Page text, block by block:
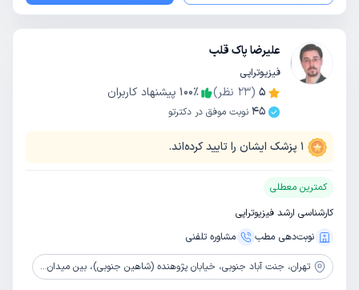
علیرضا پاک قلب
فیزیوتراپی
5
(
23 نظر) 100٪
پیشنهاد کاربران
45 نوبت موفق در دکترتو
1 پزشک ایشان را تایید کرده‌اند.
کمترین معطلی
کارشناسی ارشد فیزیوتراپی
نوبت‌دهی مطب
مشاوره‌ تلفنی
تهران، جنت آباد جنوبی، خیابان پژوهنده (شاهین جنوبی)، بین میدان آتش نشانی و چهارراه لاله، نبش کوچه قماشی، پلاک 34، طبقه سوم